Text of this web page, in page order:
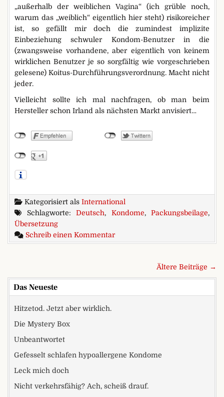
„außerhalb der weiblichen Vagina“ (ich grüble noch,
warum das „weiblich“ eigentlich hier steht) risikoreicher
ist, so gefällt mir doch die zumindest implizite
Einbeziehung schwuler Kondom-Benutzer in die
(zwangsweise vorhandene, aber eigentlich von keinem
wirklichen Benutzer je so sorgfältig wie vorgeschrieben
gelesene) Koitus-Durchführungsverordnung. Macht nicht
jeder.
Vielleicht sollte ich mal nachfragen, ob man beim
Hersteller schon Irland als nächsten Markt anvisiert…
Kategorisiert als International
Schlagworte: Deutsch, Kondome, Packungsbeilage,
Übersetzung
Schreib einen Kommentarzu Hurra!
Ältere Beiträge →
Das Neueste
Hitzetod. Jetzt aber wirklich.
Die Mystery Box
Unbeantwortet
Gefesselt schlafen hypoallergene Kondome
Leck mich doch
Nicht verkehrsfähig? Ach, scheiß drauf.